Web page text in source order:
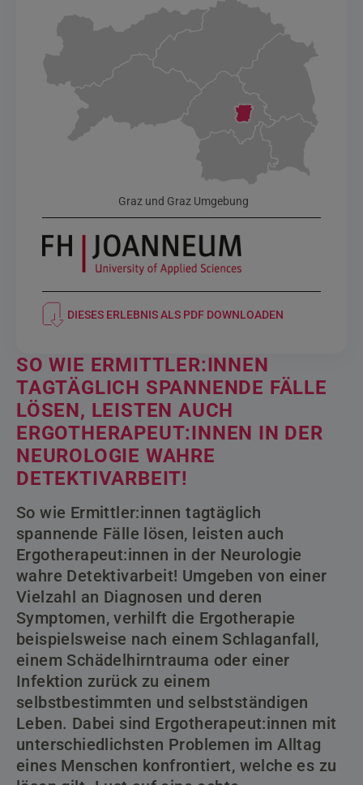
Graz und Graz Umgebung
DIESES ERLEBNIS ALS PDF DOWNLOADEN
SO WIE ERMITTLER:INNEN
TAGTÄGLICH SPANNENDE FÄLLE
LÖSEN, LEISTEN AUCH
ERGOTHERAPEUT:INNEN IN DER
NEUROLOGIE WAHRE
DETEKTIVARBEIT!
So wie Ermittler:innen tagtäglich
spannende Fälle lösen, leisten auch
Ergotherapeut:innen in der Neurologie
wahre Detektivarbeit! Umgeben von einer
Vielzahl an Diagnosen und deren
Symptomen, verhilft die Ergotherapie
beispielsweise nach einem Schlaganfall,
einem Schädelhirntrauma oder einer
Infektion zurück zu einem
selbstbestimmten und selbstständigen
Leben. Dabei sind Ergotherapeut:innen mit
unterschiedlichsten Problemen im Alltag
eines Menschen konfrontiert, welche es zu